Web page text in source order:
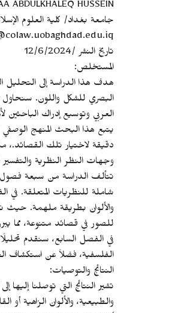
ABDULKHALEQ HUSSEIN
جامعة بغداد/ كلية العلوم
تاريخ النشر /12/6/2024
المستخلص:
هدف هذا الدراسة إلى التحليل
البصري للشكل واللون. سنحاول
العربي وتوسيع إدراك الباحثين
يتبع هذا البحث المنهج
دقيقة لاختيار تلك القصائد.،
وجهات النظر النظرية والتفسير
تتألف الدراسة من سبعة فصول،
شاملة للنظريات المتعلقة. في
والألوان بطريقة ملهمة. حيث
للصور في قصائد متنوعة، مما يبرز
في الفصل السابع، سنقدم تحليلًا
الفلسفية، فضلاً عن استكشاف
النتائج والتوصيات:
تشير النتائج التي توصلنا
والطبيعية، والألوان الزاهية